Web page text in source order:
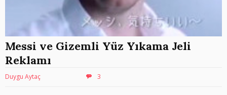
Messi ve Gizemli Yüz Yıkama Jeli
Reklamı
Duygu Aytaç 3